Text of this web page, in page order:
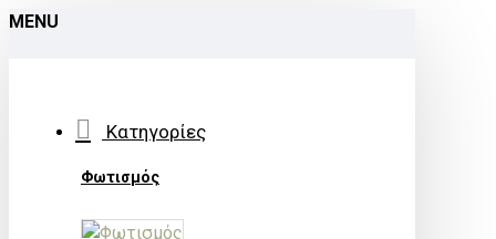
MENU
Κατηγορίες
Φωτισμός